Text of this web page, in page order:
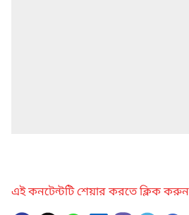
এই কনটেন্টটি শেয়ার করতে ক্লিক করুন